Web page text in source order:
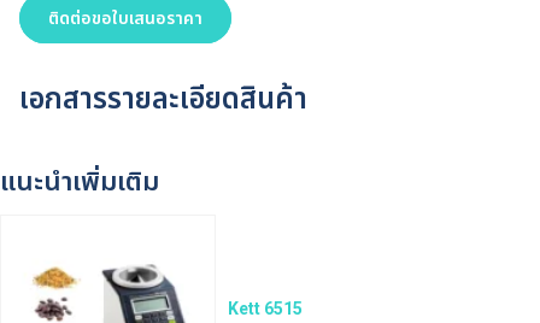
ติดต่อขอใบเสนอราคา
เอกสารรายละเอียดสินค้า
แนะนำเพิ่มเติม
Kett 6515